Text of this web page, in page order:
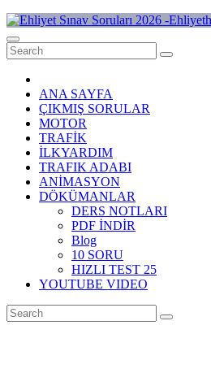
Skip
to
content
Ehliyet Sınav Soruları 2026 -Ehliyethane
ANA SAYFA
ÇIKMIŞ SORULAR
MOTOR
TRAFİK
İLKYARDIM
TRAFIK ADABI
ANİMASYON
DÖKÜMANLAR
DERS NOTLARI
PDF İNDİR
Blog
10 SORU
HIZLI TEST 25
YOUTUBE VIDEO